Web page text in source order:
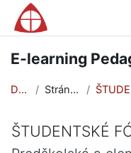
Preskočiť na hlavný obsah
E-learning
Domov Stránky portálu
ŠTUDENTSKÉ